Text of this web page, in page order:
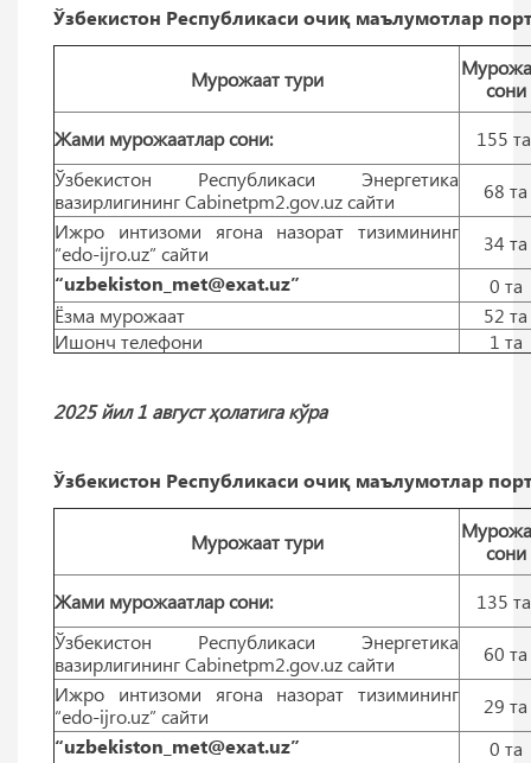
Ўзбекистон Республикаси очиқ маълумотлар
Мурожаат тури
сони
Жами мурожаатлар сони:
155
Ўзбекистон Республикаси Энергетика
вазирлигининг Cabinetpm2.gov.uz сайти
68 тa
Ижро интизоми ягона назорат тизимининг
“edo-ijro.uz” сайти
34 тa
“uzbekiston_met@exat.uz”
0 тa
Ёзма мурожаат
52 тa
Ишонч телефони
1 тa
2025 йил 1 август ҳолатига кўра
Ўзбекистон Республикаси очиқ маълумотлар
Мурожаат тури
сони
Жами мурожаатлар сони:
135
Ўзбекистон Республикаси Энергетика
вазирлигининг Cabinetpm2.gov.uz сайти
60 тa
Ижро интизоми ягона назорат тизимининг
“edo-ijro.uz” сайти
29 тa
“uzbekiston_met@exat.uz”
0 тa